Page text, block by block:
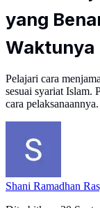
yang
Waktunya
Pelajari cara
sesuai syariat Islam.
cara pelaksanaannya.
Shani Ramadhan